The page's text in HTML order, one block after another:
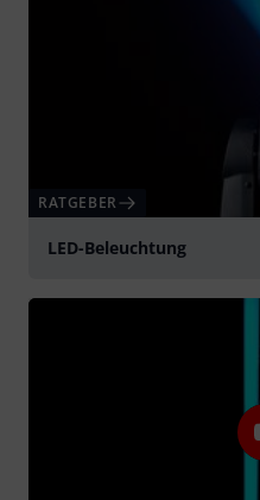
RATGEBER
LED-Beleuchtung